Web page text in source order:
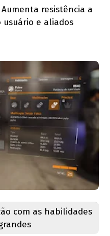
resistência a
usuário e aliados
com as habilidades